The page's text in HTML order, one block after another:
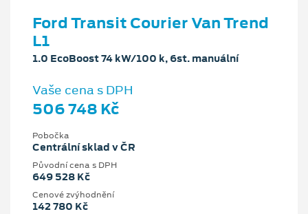
Ford Transit Courier Van Trend
L1
1.0 EcoBoost 74 kW/100 k, 6st. manuální
Vaše cena s DPH
506 748 Kč
Pobočka
Centrální sklad v ČR
Původní cena s DPH
649 528 Kč
Cenové zvýhodnění
142 780 Kč